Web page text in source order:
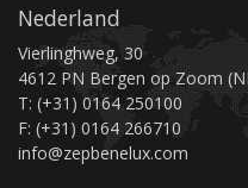
Nederland
Vierlinghweg, 30
4612 PN Bergen op Zoom
T: (+31) 0164 250100
F: (+31) 0164 266710
info@zepbenelux.com